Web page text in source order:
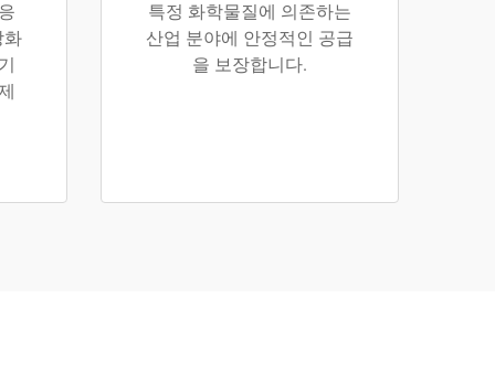
화
특정 화학물질에 의존하는
산업 분야에 안정적인 공급
을 보장합니다.